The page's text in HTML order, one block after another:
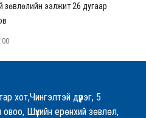
зөвлөлийн ээлжит 26 дугаар
хот,Чингэлтэй дүүрэг, 5
Шүүхийн ерөнхий зөвлөл,